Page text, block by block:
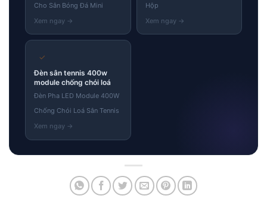
Cho Sân Bóng Đá Mini
Hộp
✓
Đèn sân tennis 400w
module chống chói loá
Đèn Pha LED Module 400W
Chống Chói Loá Sân Tennis